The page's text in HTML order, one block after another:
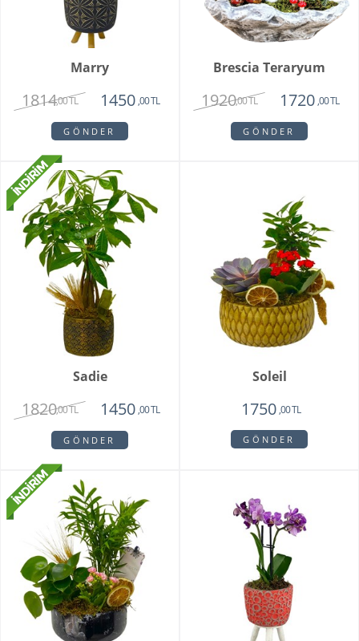
Marry
1814,00 TL 1450 ,00 TL
GÖNDER
Brescia Teraryum
1920,00 TL 1720 ,00 TL
GÖNDER
Sadie
1820,00 TL 1450 ,00 TL
GÖNDER
Soleil
1750 ,00 TL
GÖNDER